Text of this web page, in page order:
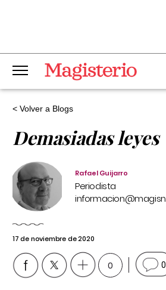
< Volver a Blogs
Demasiadas leyes
Rafael Guijarro
Periodista
17 de noviembre de 2020
0 0